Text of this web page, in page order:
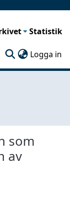
Statistik
Logga in
som
av